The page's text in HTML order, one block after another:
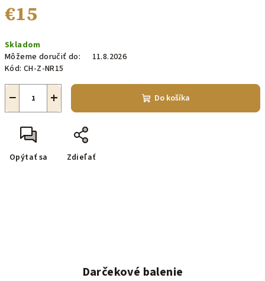
€15
cena:
Skladom
Môžeme doručiť do:
11.8.2026
Kód: CH-Z-NR15
+
− Do košíka
Opýtať sa Zdieľať
Darčekové balenie